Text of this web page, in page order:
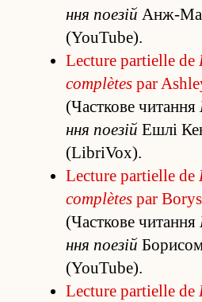
ння поезій Анж-
(YouTube).
Lecture partielle de
complètespar
(Часткове чита­ння
ння поезій Ешлі
(LibriVox).
Lecture partielle de
complètespar
(Часткове чита­ння
ння поезій
(YouTube).
Lecture partielle de